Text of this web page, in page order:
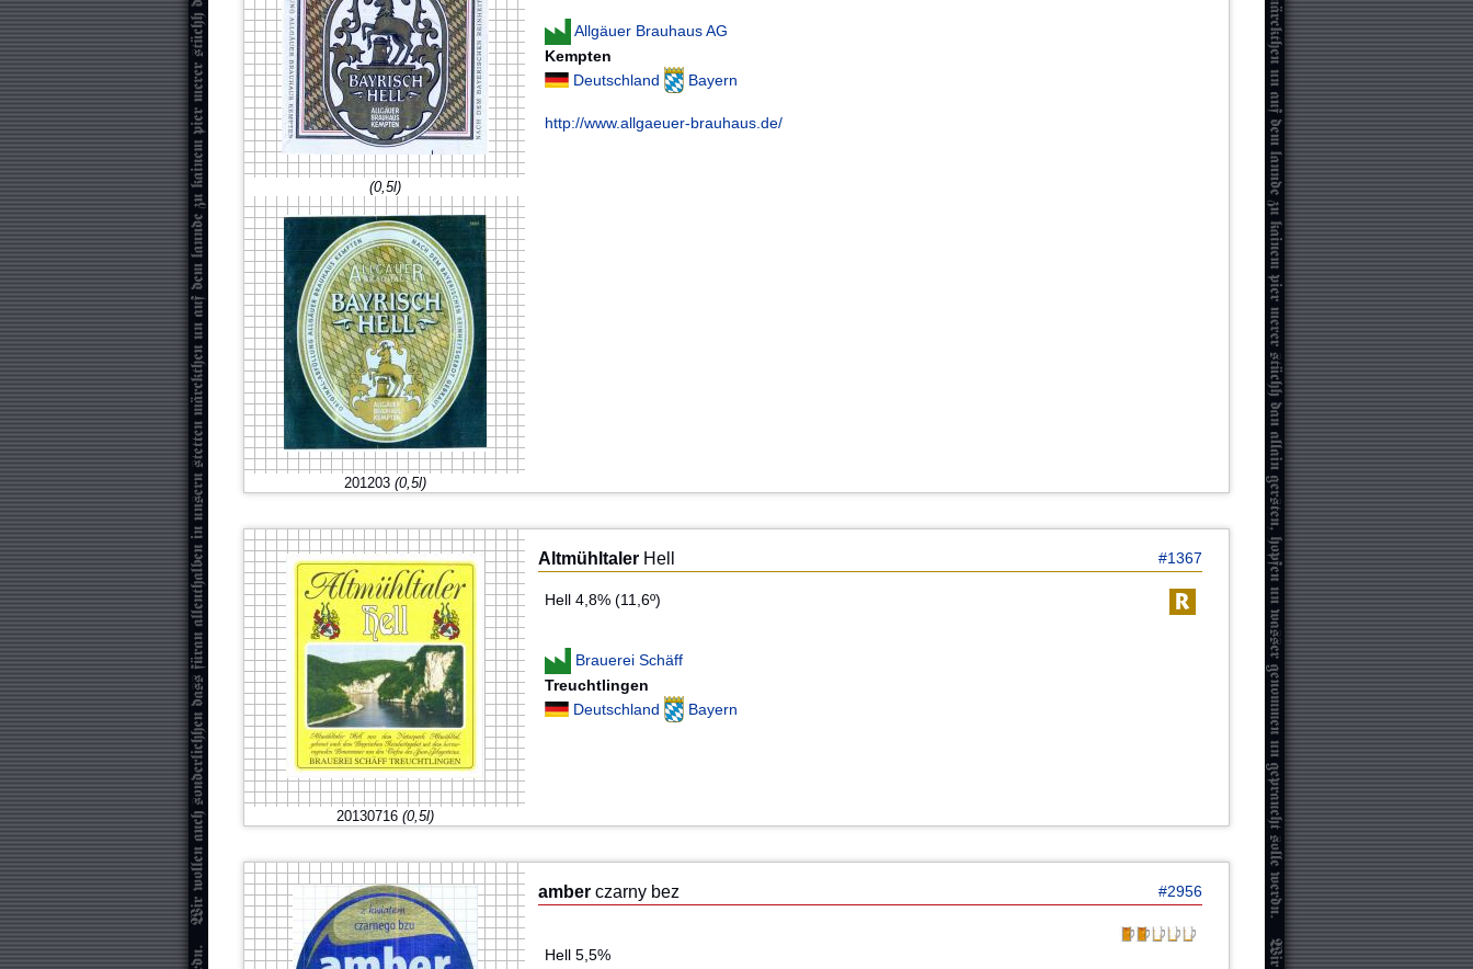
(0,5l)
201203 (0,5l)
Allgäuer Brauhaus AG
Kempten
Deutschland
Bayern
http://www.allgaeuer-brauhaus.de/
20130716 (0,5l)
Altmühltaler Hell #1367
Hell 4,8% (11,6º)
Brauerei Schäff
Treuchtlingen
Deutschland
Bayern
amber czarny bez #2956
Hell 5,5%